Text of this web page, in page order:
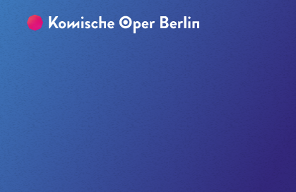
Zum Hauptinhalt springen Zum Footer springen